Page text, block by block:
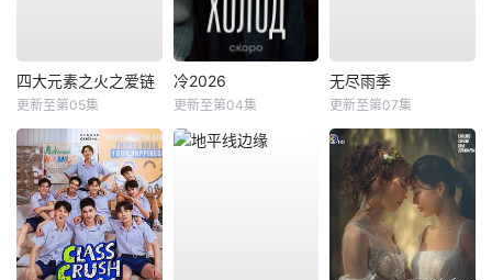
四大元素之火之爱链
更新至第05集
冷2026
更新至第04集
无尽雨季
更新至第07集